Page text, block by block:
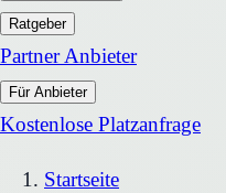
Ratgeber
Partner Anbieter
Für Anbieter
Kostenlose Platzanfrage
Startseite